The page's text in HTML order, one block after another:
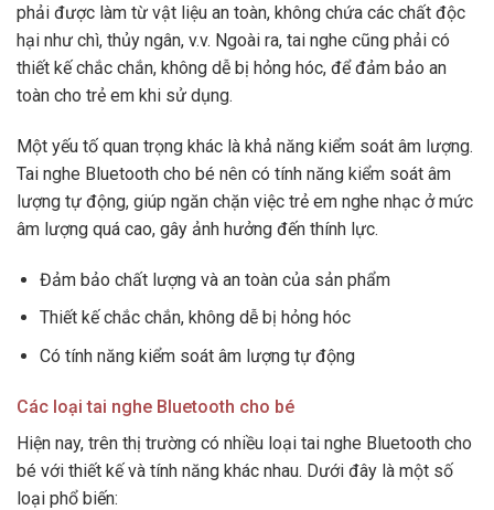
phải được làm từ vật liệu an toàn, không chứa các chất độc
hại như chì, thủy ngân, v.v. Ngoài ra, tai nghe cũng phải có
thiết kế chắc chắn, không dễ bị hỏng hóc, để đảm bảo an
toàn cho trẻ em khi sử dụng.
Một yếu tố quan trọng khác là khả năng kiểm soát âm lượng.
Tai nghe Bluetooth cho bé nên có tính năng kiểm soát âm
lượng tự động, giúp ngăn chặn việc trẻ em nghe nhạc ở mức
âm lượng quá cao, gây ảnh hưởng đến thính lực.
Đảm bảo chất lượng và an toàn của sản phẩm
Thiết kế chắc chắn, không dễ bị hỏng hóc
Có tính năng kiểm soát âm lượng tự động
Các loại tai nghe Bluetooth cho bé
Hiện nay, trên thị trường có nhiều loại tai nghe Bluetooth cho
bé với thiết kế và tính năng khác nhau. Dưới đây là một số
loại phổ biến: